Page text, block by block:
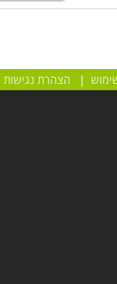
| הצהרת נגישות